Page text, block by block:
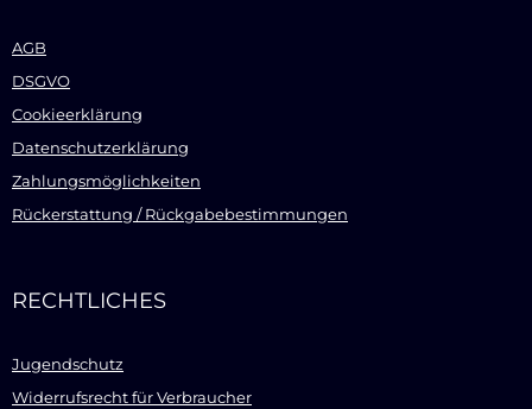
AGB
DSGVO
Cookieerklärung
Datenschutzerklärung
Zahlungsmöglichkeiten
Rückerstattung / Rückgabebestimmungen
RECHTLICHES
Jugendschutz
Widerrufsrecht für Verbraucher